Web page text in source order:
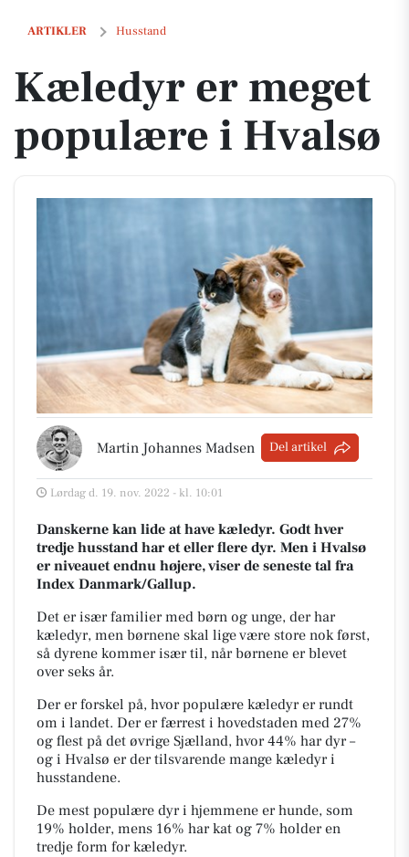
ARTIKLER Husstand
Kæledyr er meget populære i Hvalsø
Kæledyr er meget
populære i Hvalsø
Martin Johannes Madsen Del artikel
Lørdag d. 19. nov. 2022 - kl. 10:01
Danskerne kan lide at have kæledyr. Godt hver
tredje husstand har et eller flere dyr. Men i Hvalsø
er niveauet endnu højere, viser de seneste tal fra
Index Danmark/Gallup.
Det er især familier med børn og unge, der har
kæledyr, men børnene skal lige være store nok først,
så dyrene kommer især til, når børnene er blevet
over seks år.
Der er forskel på, hvor populære kæledyr er rundt
om i landet. Der er færrest i hovedstaden med 27%
og flest på det øvrige Sjælland, hvor 44% har dyr –
og i Hvalsø er der tilsvarende mange kæledyr i
husstandene.
De mest populære dyr i hjemmene er hunde, som
19% holder, mens 16% har kat og 7% holder en
tredje form for kæledyr.